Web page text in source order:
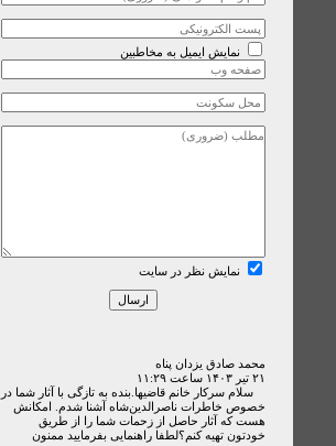
نمایش ایمیل به مخاطبین
نمایش نظر در سایت
محمد صادق یزدان پناه
۲۱ تير ۱۴۰۳ ساعت ۱۱:۲۹
سلام سرکار خانم قاضیها.بنده به‌ تازگی با آثار شما در
خصوص خاطرات ناصرالدین‌شاه آشنا شدم. امکانش
هست که آثار حاصل از زحمات شما را از طریق
خودتون تهیه کنم؟لطفا راهنمایی بفرمایید ممنون